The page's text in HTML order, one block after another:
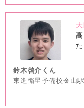
no
image
た
鈴木啓介くん
東進衛星予備校金山